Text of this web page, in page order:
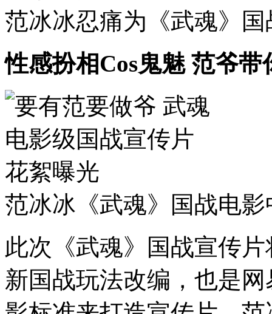
范冰冰忍痛为《武魂》国
性感扮相Cos鬼魅 范爷
范冰冰《武魂》国战电
此次《武魂》国战宣传
新国战玩法改编，也是